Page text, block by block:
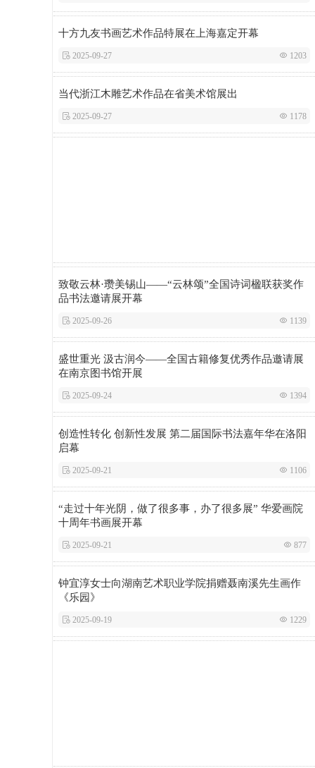
十方九友书画艺术作品特展在上海嘉定开幕
 2025-09-27  1203
当代浙江木雕艺术作品在省美术馆展出
 2025-09-27  1178
致敬云林·瓒美锡山——“云林颂”全国诗词楹联获奖作
品书法邀请展开幕
 2025-09-26  1139
盛世重光 汲古润今——全国古籍修复优秀作品邀请展
在南京图书馆开展
 2025-09-24  1394
创造性转化 创新性发展 第二届国际书法嘉年华在洛阳
启幕
 2025-09-21  1106
“走过十年光阴，做了很多事，办了很多展” 华爱画院
十周年书画展开幕
 2025-09-21  877
钟宜淳女士向湖南艺术职业学院捐赠聂南溪先生画作
《乐园》
 2025-09-19  1229